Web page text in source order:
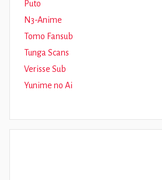
Puto
N3-Anime
Tomo Fansub
Tunga Scans
Verisse Sub
Yunime no Ai